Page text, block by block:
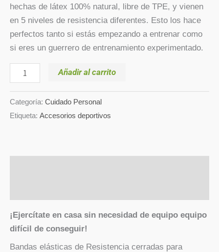
hechas de látex 100% natural, libre de TPE, y vienen
en 5 niveles de resistencia diferentes. Esto los hace
perfectos tanto si estás empezando a entrenar como
si eres un guerrero de entrenamiento experimentado.
Añadir al carrito
Categoría: Cuidado Personal
Etiqueta: Accesorios deportivos
¡Ejercítate en casa sin necesidad de equipo equipo
difícil de conseguir!
Bandas elásticas de Resistencia cerradas para